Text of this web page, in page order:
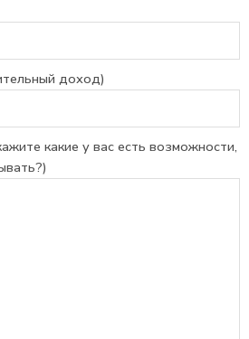
доход)
какие у вас есть возможности,